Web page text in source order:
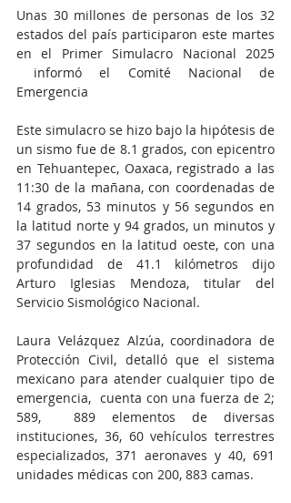
Unas 30 millones de personas de los 32
estados del país participaron este martes
en el Primer Simulacro Nacional 2025
informó el Comité Nacional de
Emergencia
Este simulacro se hizo bajo la hipótesis de
un sismo fue de 8.1 grados, con epicentro
en Tehuantepec, Oaxaca, registrado a las
11:30 de la mañana, con coordenadas de
14 grados, 53 minutos y 56 segundos en
la latitud norte y 94 grados, un minutos y
37 segundos en la latitud oeste, con una
profundidad de 41.1 kilómetros dijo
Arturo Iglesias Mendoza, titular del
Servicio Sismológico Nacional.
Laura Velázquez Alzúa, coordinadora de
Protección Civil, detalló que el sistema
mexicano para atender cualquier tipo de
emergencia,  cuenta con una fuerza de 2;
589,  889 elementos de diversas
instituciones, 36, 60 vehículos terrestres
especializados, 371 aeronaves y 40, 691
unidades médicas con 200, 883 camas.